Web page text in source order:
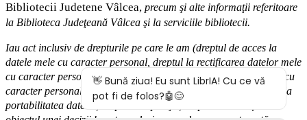
Bibliotecii Judetene Vâlcea, precum şi alte informaţii referitoare
la Biblioteca Judeţeană Vâlcea şi la serviciile bibliotecii.
Iau act inclusiv de drepturile pe care le am (dreptul de acces la
datele mele cu caracter personal, dreptul la rectificarea datelor mele
cu caracter personal inexacte, dreptul la ştergere adatelor mele cu
caracter personal, dreptul la restricţionarea prelucrării
reptul la
portabilitatea datelor